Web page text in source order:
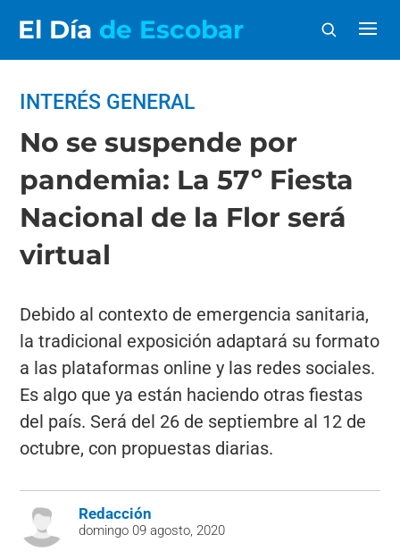
El Día de Escobar
INTERÉS GENERAL
No se suspende por
pandemia: La 57º Fiesta
Nacional de la Flor será
virtual
Debido al contexto de emergencia sanitaria,
la tradicional exposición adaptará su formato
a las plataformas online y las redes sociales.
Es algo que ya están haciendo otras fiestas
del país. Será del 26 de septiembre al 12 de
octubre, con propuestas diarias.
Redacción
domingo 09 agosto, 2020